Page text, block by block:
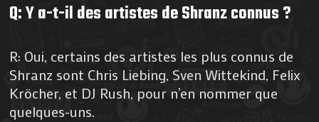
Q: Y a-t-il des artistes de Shranz connus ?
R: Oui, certains des artistes les plus connus de
Shranz sont Chris Liebing, Sven Wittekind, Felix
Kröcher, et DJ Rush, pour n’en nommer que
quelques-uns.